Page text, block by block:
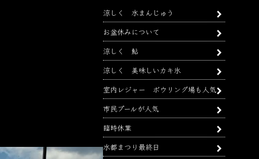
イ
ブ
涼しく 水まんじゅう
お盆休みについて
涼しく 鮎
涼しく 美味しいカキ氷
室内レジャー ボウリング場も人気
市民プールが人気
臨時休業
水都まつり最終日